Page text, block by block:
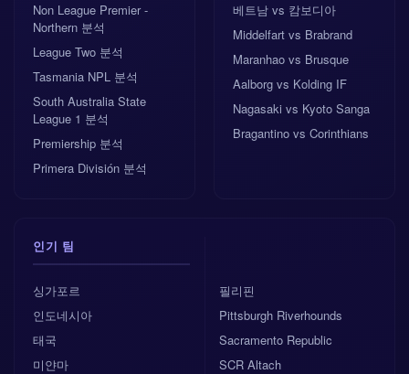
Non League Premier -
Northern 분석
League Two 분석
Tasmania NPL 분석
South Australia State
League 1 분석
Premiership 분석
Primera División 분석
베트남 vs 캄보디아
Middelfart vs Brabrand
Maranhao vs Brusque
Aalborg vs Kolding IF
Nagasaki vs Kyoto Sanga
Bragantino vs Corinthians
인기 팀
싱가포르
인도네시아
태국
미얀마
필리핀
Pittsburgh Riverhounds
Sacramento Republic
SCR Altach